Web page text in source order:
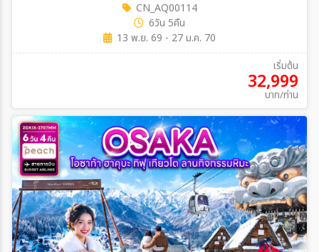
CN_AQ00114
6วัน 5คืน
13 พ.ย. 69 - 27 ม.ค. 70
เริ่มต้น
32,999
บาท/ท่าน